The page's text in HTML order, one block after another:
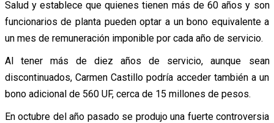
Salud y establece que quienes tienen más de 60 años y son
funcionarios de planta pueden optar a un bono equivalente a
un mes de remuneración imponible por cada año de servicio.
Al tener más de diez años de servicio, aunque sean
discontinuados, Carmen Castillo podría acceder también a un
bono adicional de 560 UF, cerca de 15 millones de pesos.
En octubre del año pasado se produjo una fuerte controversia